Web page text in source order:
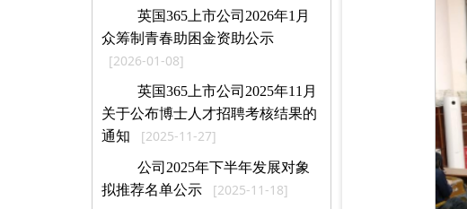
英国365上市公司2026年1月
众筹制青春助困金资助公示
[2026-01-08]
英国365上市公司2025年11月
关于公布博士人才招聘考核结果的
通知
[2025-11-27]
公司2025年下半年发展对象
拟推荐名单公示
[2025-11-18]